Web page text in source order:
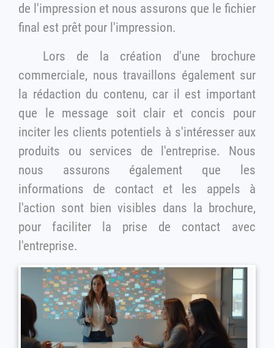
de l'impression et nous assurons que le fichier
final est prêt pour l'impression.
Lors de la création d'une brochure
commerciale, nous travaillons également sur
la rédaction du contenu, car il est important
que le message soit clair et concis pour
inciter les clients potentiels à s'intéresser aux
produits ou services de l'entreprise. Nous
nous assurons également que les
informations de contact et les appels à
l'action sont bien visibles dans la brochure,
pour faciliter la prise de contact avec
l'entreprise.